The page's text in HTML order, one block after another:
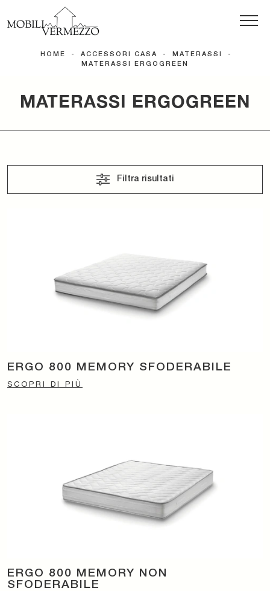
HOME - ACCESSORI CASA - MATERASSI
-
MATERASSI ERGOGREEN
MATERASSI ERGOGREEN
Filtra risultati
ERGO 800 MEMORY SFODERABILE
SCOPRI DI PIÙ
ERGO 800 MEMORY NON
SFODERABILE